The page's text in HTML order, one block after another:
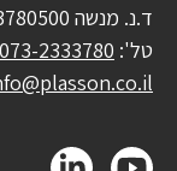
ד.נ. מנשה 3780500
טל': 073-2333780